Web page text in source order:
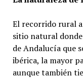
El recorrido rural
sitio natural donde
de Andalucía que
ibérica, la mayor
aunque también